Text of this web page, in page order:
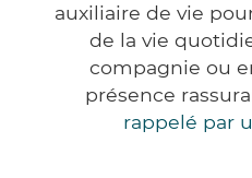
auxiliaire de vie
de la vie
compagnie ou
présence
rappelé par